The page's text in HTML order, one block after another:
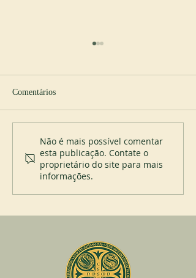
Cursos de liturgia
Comentários
Não é mais possível comentar
esta publicação. Contate o
proprietário do site para mais
informações.